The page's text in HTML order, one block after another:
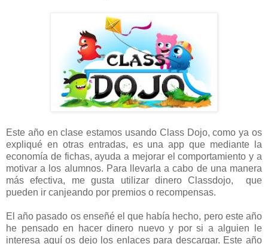
Este año en clase estamos usando Class Dojo, como ya os
expliqué en otras entradas, es una app que mediante la
economía de fichas, ayuda a mejorar el comportamiento y a
motivar a los alumnos. Para llevarla a cabo de una manera
más efectiva, me gusta utilizar dinero Classdojo, que
pueden ir canjeando por premios o recompensas.
El año pasado os enseñé el que había hecho, pero este año
he pensado en hacer dinero nuevo y por si a alguien le
interesa aquí os dejo los enlaces para descargar. Este año